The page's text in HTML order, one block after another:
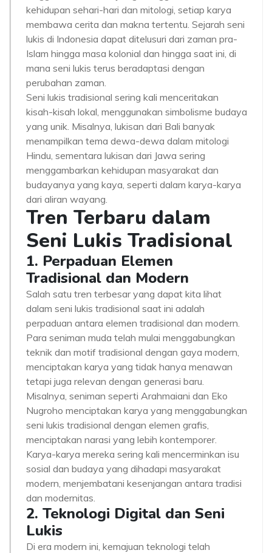
kehidupan sehari-hari dan mitologi, setiap karya
membawa cerita dan makna tertentu. Sejarah seni
lukis di Indonesia dapat ditelusuri dari zaman pra-
Islam hingga masa kolonial dan hingga saat ini, di
mana seni lukis terus beradaptasi dengan
perubahan zaman.
Seni lukis tradisional sering kali menceritakan
kisah-kisah lokal, menggunakan simbolisme budaya
yang unik. Misalnya, lukisan dari Bali banyak
menampilkan tema dewa-dewa dalam mitologi
Hindu, sementara lukisan dari Jawa sering
menggambarkan kehidupan masyarakat dan
budayanya yang kaya, seperti dalam karya-karya
dari aliran wayang.
Tren Terbaru dalam
Seni Lukis Tradisional
1. Perpaduan Elemen
Tradisional dan Modern
Salah satu tren terbesar yang dapat kita lihat
dalam seni lukis tradisional saat ini adalah
perpaduan antara elemen tradisional dan modern.
Para seniman muda telah mulai menggabungkan
teknik dan motif tradisional dengan gaya modern,
menciptakan karya yang tidak hanya menawan
tetapi juga relevan dengan generasi baru.
Misalnya, seniman seperti Arahmaiani dan Eko
Nugroho menciptakan karya yang menggabungkan
seni lukis tradisional dengan elemen grafis,
menciptakan narasi yang lebih kontemporer.
Karya-karya mereka sering kali mencerminkan isu
sosial dan budaya yang dihadapi masyarakat
modern, menjembatani kesenjangan antara tradisi
dan modernitas.
2. Teknologi Digital dan Seni
Lukis
Di era modern ini, kemajuan teknologi telah